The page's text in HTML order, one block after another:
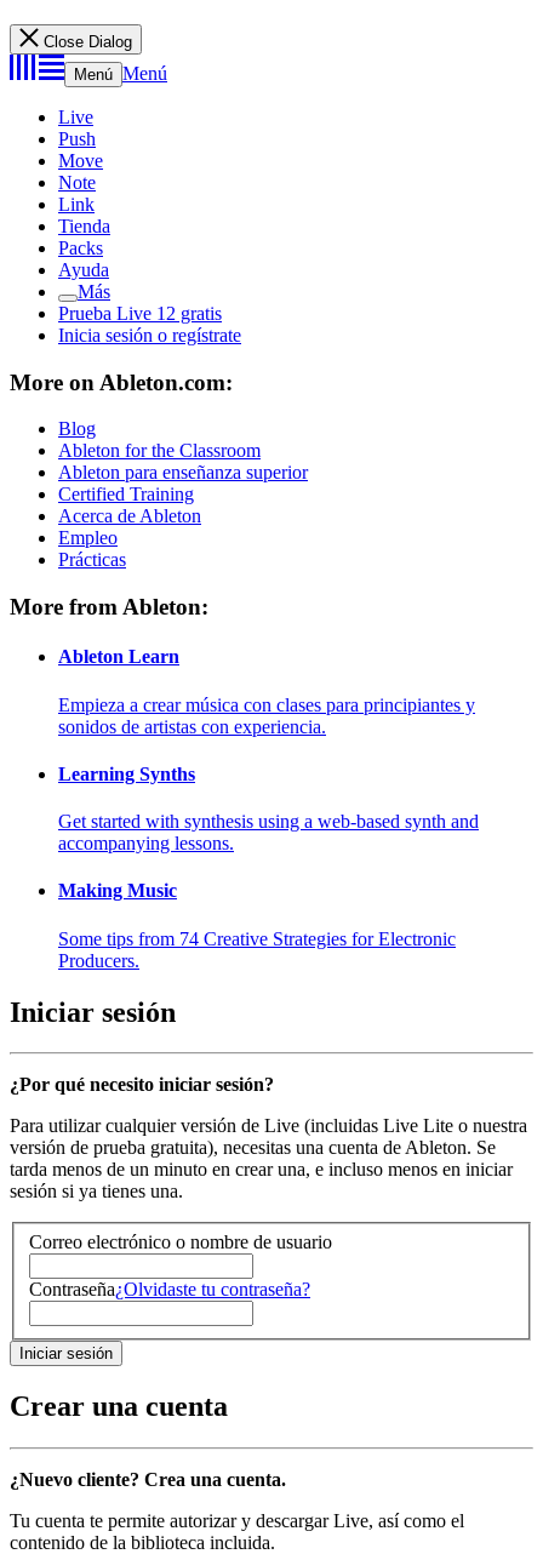
Close Dialog
Menú Menú
Live
Push
Move
Note
Link
Tienda
Packs
Ayuda
Más
Prueba Live 12 gratis
Inicia sesión o regístrate
More on Ableton.com:
Blog
Ableton for the Classroom
Ableton para enseñanza superior
Certified Training
Acerca de Ableton
Empleo
Prácticas
More from Ableton:
Ableton Learn
Empieza a crear música con clases para principiantes y
sonidos de artistas con experiencia.
Learning Synths
Get started with synthesis using a web-based synth and
accompanying lessons.
Making Music
Some tips from 74 Creative Strategies for Electronic
Producers.
Iniciar sesión
¿Por qué necesito iniciar sesión?
Para utilizar cualquier versión de Live (incluidas Live Lite o nuestra
versión de prueba gratuita), necesitas una cuenta de Ableton. Se
tarda menos de un minuto en crear una, e incluso menos en iniciar
sesión si ya tienes una.
Correo electrónico o nombre de usuario
Contraseña¿Olvidaste tu contraseña?
Crear una cuenta
¿Nuevo cliente? Crea una cuenta.
Tu cuenta te permite autorizar y descargar Live, así como el
contenido de la biblioteca incluida.